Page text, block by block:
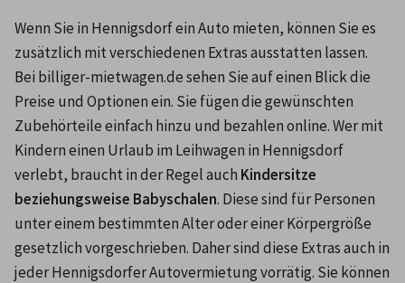
Wenn Sie in Hennigsdorf ein Auto mieten, können Sie es
zusätzlich mit verschiedenen Extras ausstatten lassen.
Bei billiger-mietwagen.de sehen Sie auf einen Blick die
Preise und Optionen ein. Sie fügen die gewünschten
Zubehörteile einfach hinzu und bezahlen online. Wer mit
Kindern einen Urlaub im Leihwagen in Hennigsdorf
verlebt, braucht in der Regel auch Kindersitze
beziehungsweise Babyschalen. Diese sind für Personen
unter einem bestimmten Alter oder einer Körpergröße
gesetzlich vorgeschrieben. Daher sind diese Extras auch in
jeder Hennigsdorfer Autovermietung vorrätig. Sie können